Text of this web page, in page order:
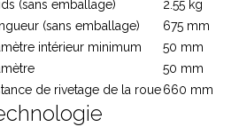
(sans emballage)
2.55 kg
(sans emballage)
675 mm
intérieur minimum
50 mm
50 mm
de rivetage de la roue660 mm